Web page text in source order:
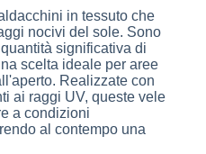
in tessuto che
nocivi del sole. Sono
significativa di
scelta ideale per aree
Realizzate con
ai raggi UV, queste vele
a condizioni
al contempo una